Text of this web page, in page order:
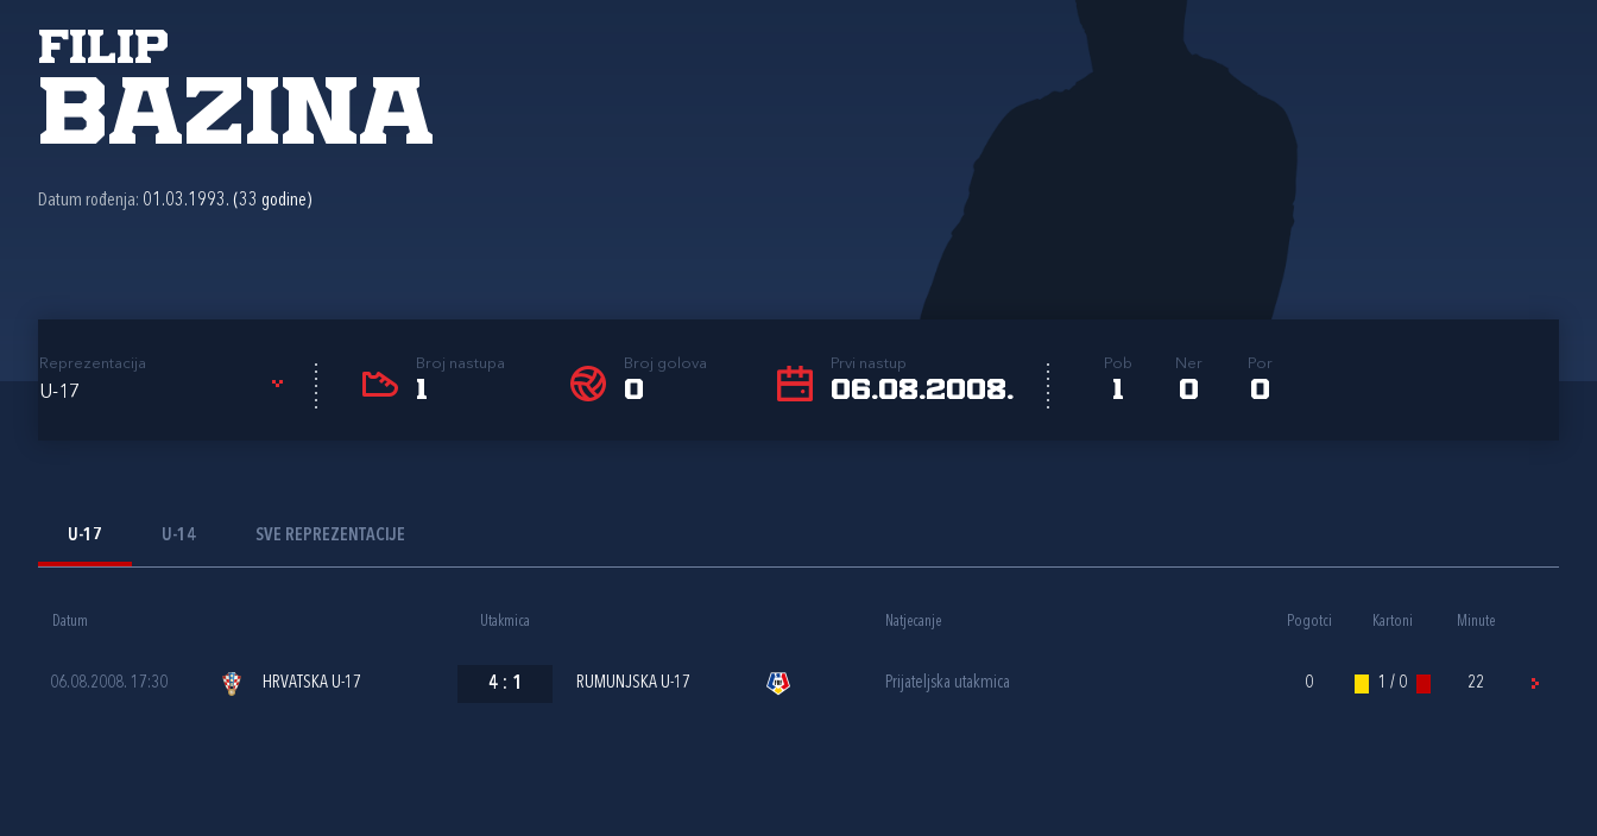
Filip
Bazina
Datum rođenja: 01.03.1993. (33 godine)
Reprezentacija
U-17
Broj nastupa
1
Broj golova
0
Prvi nastup
06.08.2008.
Pob
1
Ner
0
Por
0
U-17 U-14 SVE REPREZENTACIJE
Datum Utakmica Natjecanje Pogotci Kartoni Minute
06.08.2008. 17:30 HRVATSKA U-17 4 : 1 RUMUNJSKA U-17 Prijateljska utakmica 0 1 / 0 22